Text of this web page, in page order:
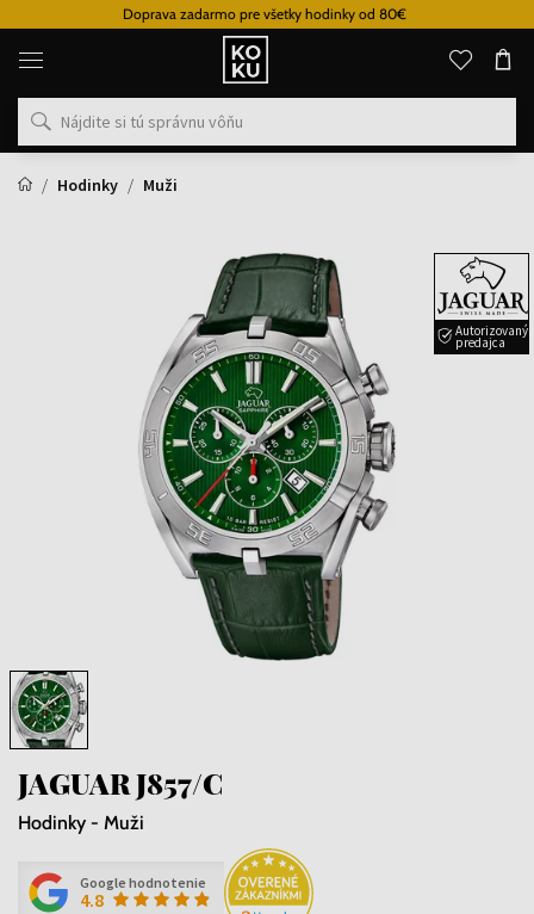
Doprava zadarmo pre všetky hodinky od 80€
Originálne
parfémy
hodinky
na
mieste
Hodinky
Muži
Autorizovaný
predajca
JAGUAR J857/C
Hodinky - Muži
Google hodnotenie
4.8